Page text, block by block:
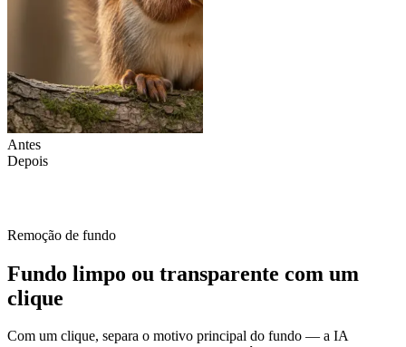
Antes
Depois
Remoção de fundo
Fundo limpo ou transparente com um
clique
Com um clique, separa o motivo principal do fundo — a IA